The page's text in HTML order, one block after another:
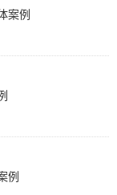
案例
例